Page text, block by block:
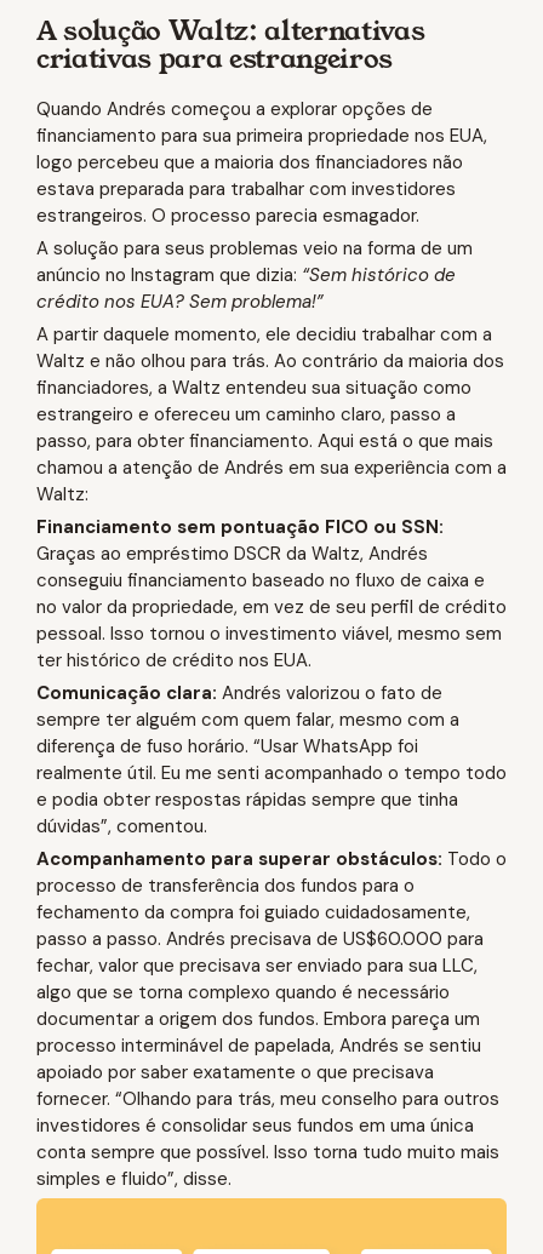
A solução Waltz: alternativas
criativas para estrangeiros
Quando Andrés começou a explorar opções de
financiamento para sua primeira propriedade nos EUA,
logo percebeu que a maioria dos financiadores não
estava preparada para trabalhar com investidores
estrangeiros. O processo parecia esmagador.
A solução para seus problemas veio na forma de um
anúncio no Instagram que dizia: “Sem histórico de
crédito nos EUA? Sem problema!”
A partir daquele momento, ele decidiu trabalhar com a
Waltz e não olhou para trás. Ao contrário da maioria dos
financiadores, a Waltz entendeu sua situação como
estrangeiro e ofereceu um caminho claro, passo a
passo, para obter financiamento. Aqui está o que mais
chamou a atenção de Andrés em sua experiência com a
Waltz:
Financiamento sem pontuação FICO ou SSN:
Graças ao empréstimo DSCR da Waltz, Andrés
conseguiu financiamento baseado no fluxo de caixa e
no valor da propriedade, em vez de seu perfil de crédito
pessoal. Isso tornou o investimento viável, mesmo sem
ter histórico de crédito nos EUA.
Comunicação clara: Andrés valorizou o fato de
sempre ter alguém com quem falar, mesmo com a
diferença de fuso horário. “Usar WhatsApp foi
realmente útil. Eu me senti acompanhado o tempo todo
e podia obter respostas rápidas sempre que tinha
dúvidas”, comentou.
Acompanhamento para superar obstáculos: Todo o
processo de transferência dos fundos para o
fechamento da compra foi guiado cuidadosamente,
passo a passo. Andrés precisava de US$60.000 para
fechar, valor que precisava ser enviado para sua LLC,
algo que se torna complexo quando é necessário
documentar a origem dos fundos. Embora pareça um
processo interminável de papelada, Andrés se sentiu
apoiado por saber exatamente o que precisava
fornecer. “Olhando para trás, meu conselho para outros
investidores é consolidar seus fundos em uma única
conta sempre que possível. Isso torna tudo muito mais
simples e fluido”, disse.